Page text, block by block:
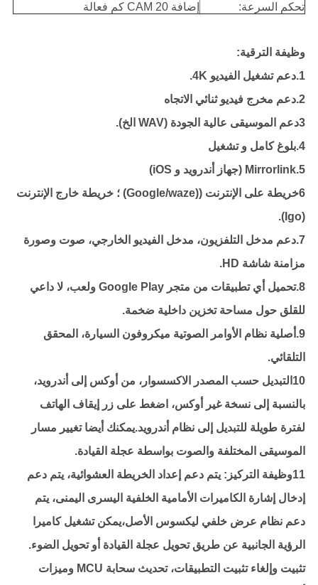
تحكم السرعة: إضافة CAM 20 كم فعالة
وظيفة الترقية:
1.دعم تشغيل الفيديو 4K.
2.دعم مخرج فيديو ثنائي الاتجاه
3دعم الموسيقى عالية الجودة (WAV الخ).
4.بلوغ كامل و تشغيل
5.Mirrorlink (جهاز أندرويد و iOS)
6خريطة على الإنترنت ((Google/waze) ؛ خريطة خارج الإنترنت
(Igo).
7.دعم مدخل التلفزيون، مدخل الفيديو الخارجي، صوت وصورة
مزامنة شاشة HD.
8.تحميل أي تطبيقات من متجر Google Play ولعب، لا داعي
للقلق حول مساحة تخزين داخلية ضخمة.
9.أصلية نظام الأوامر الصوتية ميكروفون السيارة، المحقق
التلقائي.
10التبديل حسب المصدر الاكسسوار، من أوكس إلى أندرويد،
بالنسبة إلى نسخة غير أوكس، اضغط على زر إيقاف الهاتف
لفترة طويلة للتبديل إلى نظام أندرويد.يمكنك أيضا تغيير مسار
الموسيقى المختلفة والصوت بواسطة عجلة القيادة.
11وظيفة التركيز: يتم دعم إعداد الخريطة العشوائية، يتم دعم
إدخال إشارة الكاميرات الأمامية الخلفية اليسرى اليمنى، يتم
دعم نظام عرض خلفي ليكسوس الأصل،يمكن تشغيل كاميرا
الرؤية الجانبية عن طريق تحويل عجلة القيادة أو تحويل الضوء.
تثبيت وإلغاء تثبيت التطبيقات، تحديث سحابة MCU وميزات